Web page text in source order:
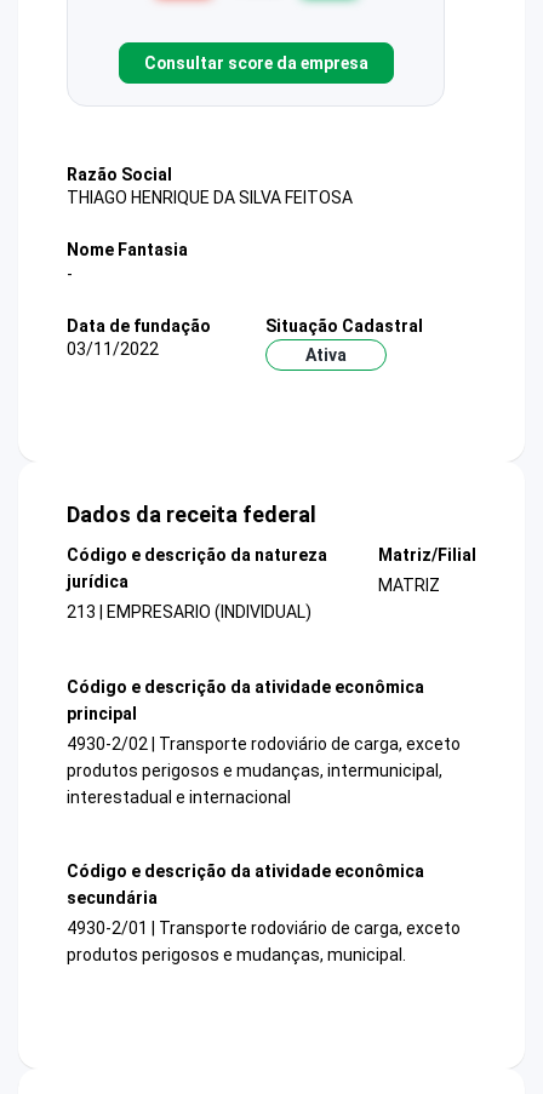
Consultar score da empresa
Razão Social
THIAGO HENRIQUE DA SILVA FEITOSA
Nome Fantasia
-
Data de fundação
03/11/2022
Situação Cadastral
Ativa
Dados da receita federal
Código e descrição da natureza
jurídica
213 | EMPRESARIO (INDIVIDUAL)
Matriz/Filial
MATRIZ
Código e descrição da atividade econômica
principal
4930-2/02 | Transporte rodoviário de carga, exceto
produtos perigosos e mudanças, intermunicipal,
interestadual e internacional
Código e descrição da atividade econômica
secundária
4930-2/01 | Transporte rodoviário de carga, exceto
produtos perigosos e mudanças, municipal.